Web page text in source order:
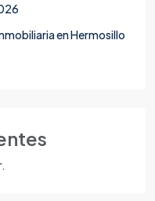
en Hermosillo